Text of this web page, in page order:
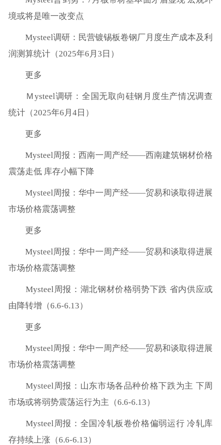
境或将是唯一改变点
Mysteel调研：民营镀锡板卷钢厂月度生产成本及利
润测算统计（2025年6月3日）
更多
Ｍysteel调研：全国无取向硅钢月度生产情况调查
统计（2025年6月4日）
更多
Mysteel周报：西南一周产经——西南建筑钢材价格
震荡走低 库存小幅下降
Mysteel周报：华中一周产经——贸易和谈取得进展
市场价格震荡调整
更多
Mysteel周报：华中一周产经——贸易和谈取得进展
市场价格震荡调整
Mysteel周报：湖北钢材价格弱势下跌 省内供应或
由降转增（6.6-6.13）
更多
Mysteel周报：华中一周产经——贸易和谈取得进展
市场价格震荡调整
Mysteel周报：山东市场各品种价格下跌为主 下周
市场或将弱势震荡运行为主（6.6-6.13）
Mysteel周报：全国冷轧板卷价格偏弱运行 冷轧库
存持续上涨（6.6-6.13）